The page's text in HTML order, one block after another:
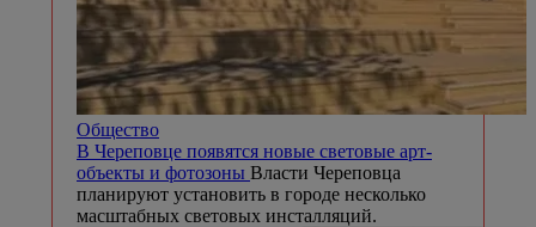
Общество
В Череповце появятся новые световые арт-
объекты и фотозоны Власти Череповца
планируют установить в городе несколько
масштабных световых инсталляций.